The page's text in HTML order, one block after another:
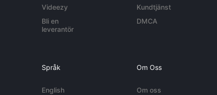
Videezy
Bli en
leverantör
Kundtjänst
DMCA
Språk
English
Om Oss
Om oss